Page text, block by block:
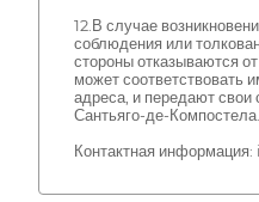
12.В случае
соблюдения или
стороны отказываются
может соответствовать
адреса, и передают свои
Сантьяго-де-Компостела.
Контактная